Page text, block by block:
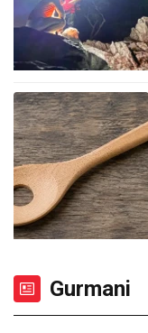
Gurmani